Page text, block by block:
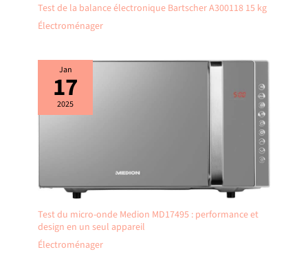
Test de la balance électronique Bartscher A300118 15 kg
Électroménager
Jan
17
2025
Test du micro-onde Medion MD17495 : performance et
design en un seul appareil
Électroménager